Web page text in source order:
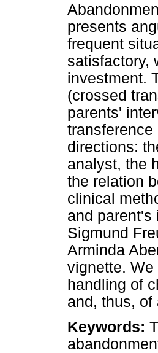
presents
frequent
satisfactory,
investment.
(crossed
parents'
directions:
analyst, the
the relation
clinical
and parent's
Sigmund
Arminda
vignette.
handling of
and, thus, of
Keywords: